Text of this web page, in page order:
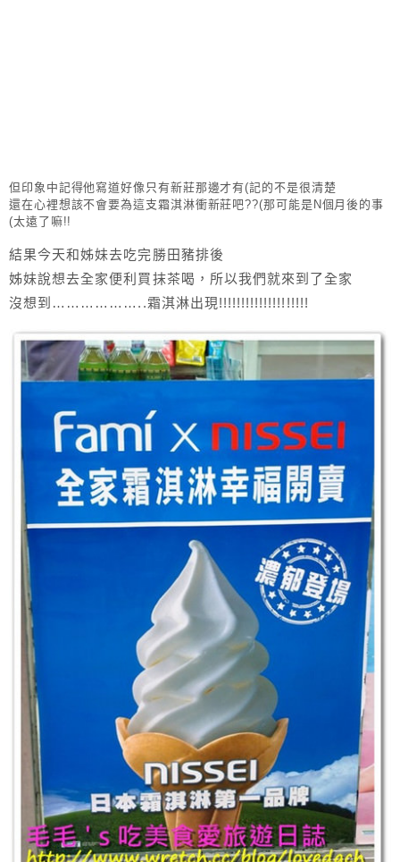
但印象中記得他寫道好像只有新莊那邊才有(記的不是很清楚
還在心裡想該不會要為這支霜淇淋衝新莊吧??(那可能是N個月後的事
(太遠了嘛!!
結果今天和姊妹去吃完勝田豬排後
姊妹說想去全家便利買抹茶喝，所以我們就來到了全家
沒想到………………..霜淇淋出現!!!!!!!!!!!!!!!!!!!!